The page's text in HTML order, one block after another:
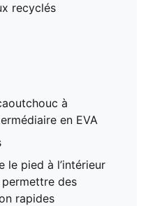
recyclés
à
en EVA
le pied à l’intérieur
des
rapides